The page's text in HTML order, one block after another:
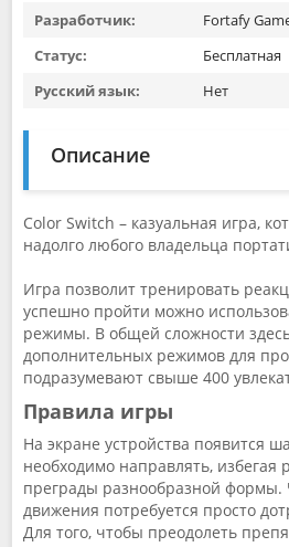
Разработчик:
Fortafy
Статус:
Бесплатная
Русский язык:
Нет
Описание
Color Switch – казуальная игра,
надолго любого владельца
Игра позволит тренировать
успешно пройти можно
режимы. В общей сложности
дополнительных режимов для
подразумевают свыше 400
Правила игры
На экране устройства появится
необходимо направлять, избегая
преграды разнообразной формы.
движения потребуется просто
Для того, чтобы преодолеть